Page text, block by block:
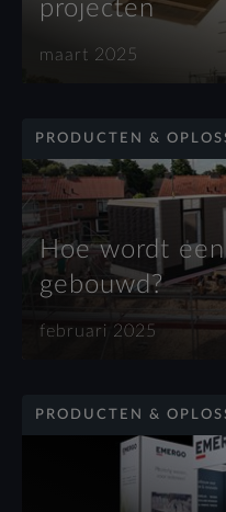
projecten
maart 2025
PRODUCTEN &
Hoe wordt
gebouwd?
februari 2025
PRODUCTEN &